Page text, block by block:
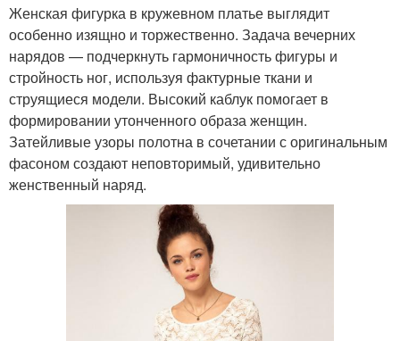
Женская фигурка в кружевном платье выглядит
особенно изящно и торжественно. Задача вечерних
нарядов — подчеркнуть гармоничность фигуры и
стройность ног, используя фактурные ткани и
струящиеся модели. Высокий каблук помогает в
формировании утонченного образа женщин.
Затейливые узоры полотна в сочетании с оригинальным
фасоном создают неповторимый, удивительно
женственный наряд.